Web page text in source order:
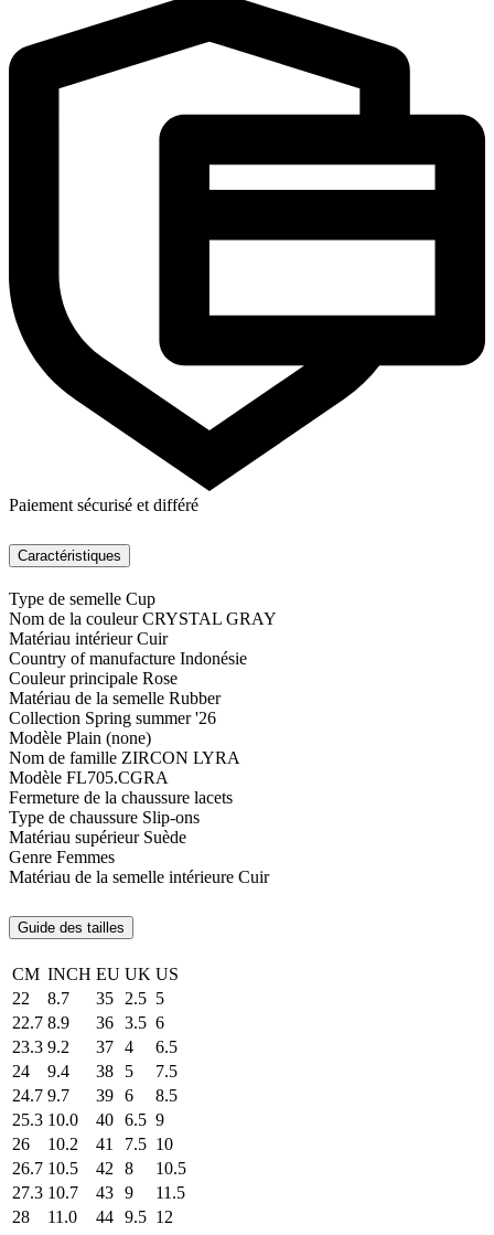
Paiement sécurisé et différé
Caractéristiques
Type de semelle Cup
Nom de la couleurCRYSTAL GRAY
Matériau intérieurCuir
Country of manufacture Indonésie
Couleur principale Rose
Matériau de la semelle Rubber
Collection Spring summer '26
Modèle Plain (none)
Nom de famille ZIRCON LYRA
Modèle FL705.CGRA
Fermeture de la chaussure lacets
Type de chaussure Slip-ons
Matériau supérieur Suède
Genre Femmes
Matériau de la semelle intérieure Cuir
Guide des tailles
CM INCH EU UK US
22
8.7 35 2.5 5
22.7 8.9 36 3.5 6
23.3 9.2 37 4
6.5
24
9.4 38 5
7.5
24.7 9.7 39 6
8.5
25.3 10.0 40 6.5 9
26
10.2 41 7.5 10
26.7 10.5 42 8
10.5
27.3 10.7 43 9
11.5
28
11.0 44 9.5 12